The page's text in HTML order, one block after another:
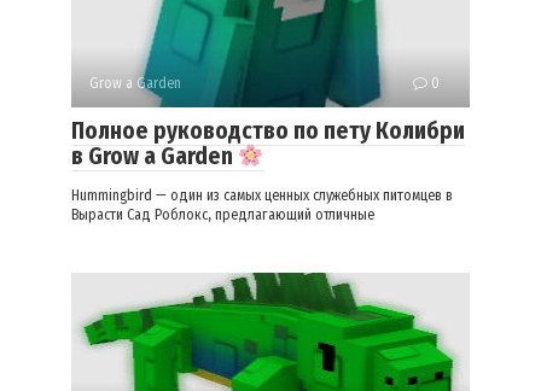
Grow a Garden 0
Полное руководство по пету Колибри
в Grow a Garden
Hummingbird — один из самых ценных служебных питомцев в
Вырасти Сад Роблокс, предлагающий отличные